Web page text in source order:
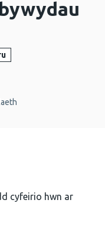
cyfeirio hwn ar